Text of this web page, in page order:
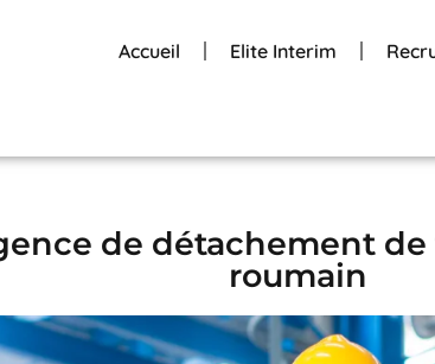
Accueil Elite Interim
de détachement
roumain